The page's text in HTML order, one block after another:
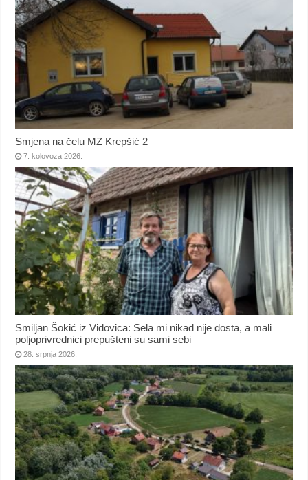
Smjena na čelu MZ Krepšić 2
7. kolovoza 2026.
Smiljan Šokić iz Vidovica: Sela mi nikad nije dosta, a mali
poljoprivrednici prepušteni su sami sebi
28. srpnja 2026.